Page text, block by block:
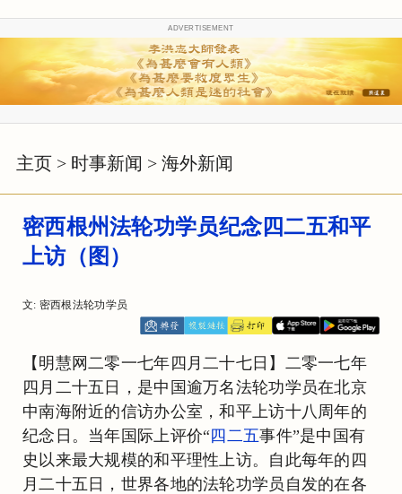
ADVERTISEMENT
主页 > 时事新闻 > 海外新闻
密西根州法轮功学员纪念四二五和平
上访（图）
文: 密西根法轮功学员
【明慧网二零一七年四月二十七日】二零一七年
四月二十五日，是中国逾万名法轮功学员在北京
中南海附近的信访办公室，和平上访十八周年的
纪念日。当年国际上评价“四二五事件”是中国有
史以来最大规模的和平理性上访。自此每年的四
月二十五日，世界各地的法轮功学员自发的在各